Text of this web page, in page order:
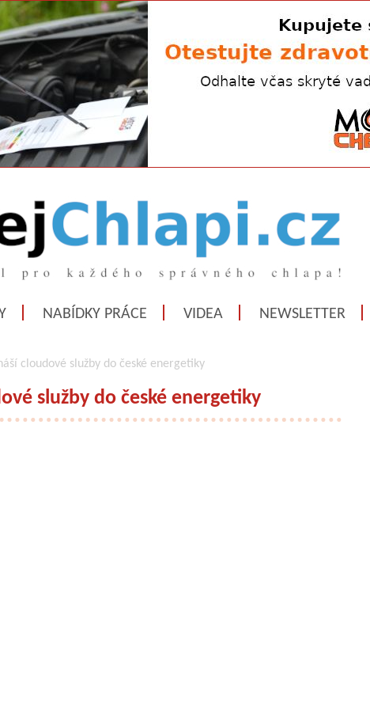
NABÍDKY PRÁCE VIDEA NEWSLETTER
cloudové služby do české energetiky
služby do české energetiky